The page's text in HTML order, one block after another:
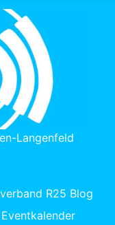
Langenfeld
R25 Blog